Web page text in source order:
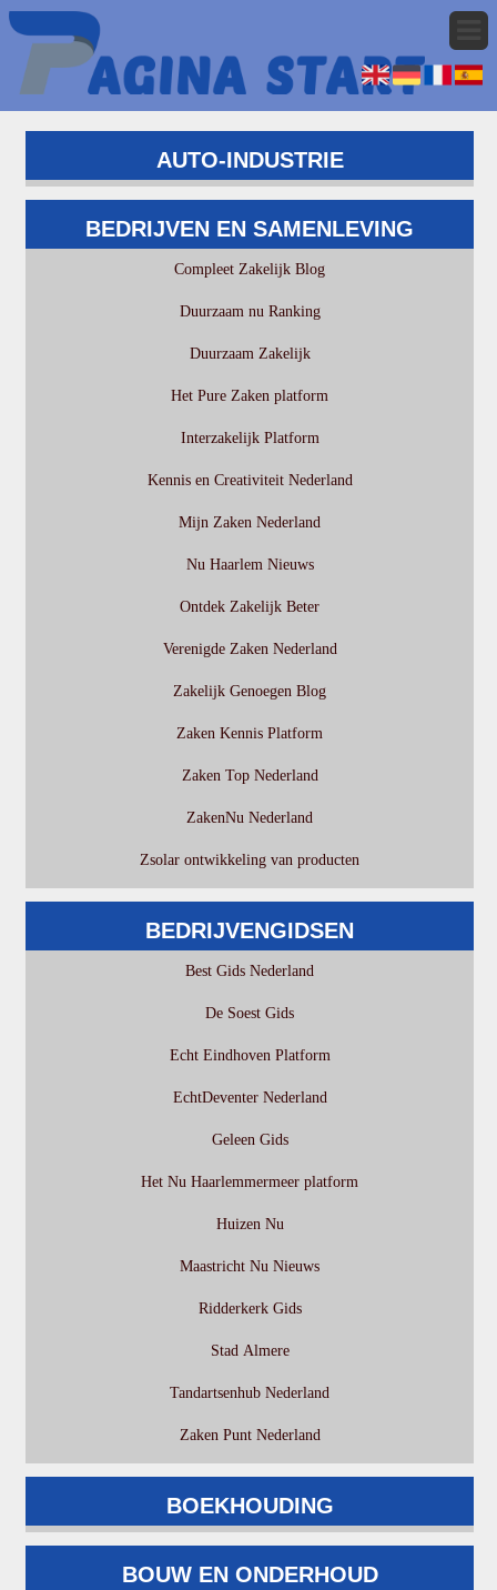
AUTO-INDUSTRIE
BEDRIJVEN EN SAMENLEVING
Compleet Zakelijk Blog
Duurzaam nu Ranking
Duurzaam Zakelijk
Het Pure Zaken platform
Interzakelijk Platform
Kennis en Creativiteit Nederland
Mijn Zaken Nederland
Nu Haarlem Nieuws
Ontdek Zakelijk Beter
Verenigde Zaken Nederland
Zakelijk Genoegen Blog
Zaken Kennis Platform
Zaken Top Nederland
ZakenNu Nederland
Zsolar ontwikkeling van producten
BEDRIJVENGIDSEN
Best Gids Nederland
De Soest Gids
Echt Eindhoven Platform
EchtDeventer Nederland
Geleen Gids
Het Nu Haarlemmermeer platform
Huizen Nu
Maastricht Nu Nieuws
Ridderkerk Gids
Stad Almere
Tandartsenhub Nederland
Zaken Punt Nederland
BOEKHOUDING
BOUW EN ONDERHOUD